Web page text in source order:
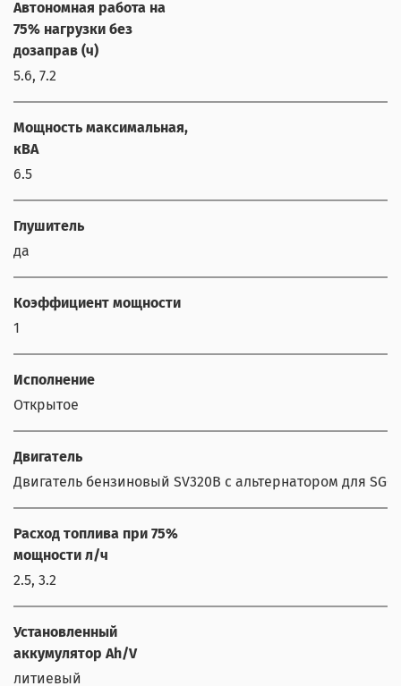
Автономная работа на
75% нагрузки без
дозаправ (ч)
5.6, 7.2
Мощность максимальная,
кВА
6.5
Глушитель
да
Коэффициент мощности
1
Исполнение
Открытое
Двигатель
Двигатель бензиновый SV320B с альтернатором для
Расход топлива при 75%
мощности л/ч
2.5, 3.2
Установленный
аккумулятор Ah/V
литиевый